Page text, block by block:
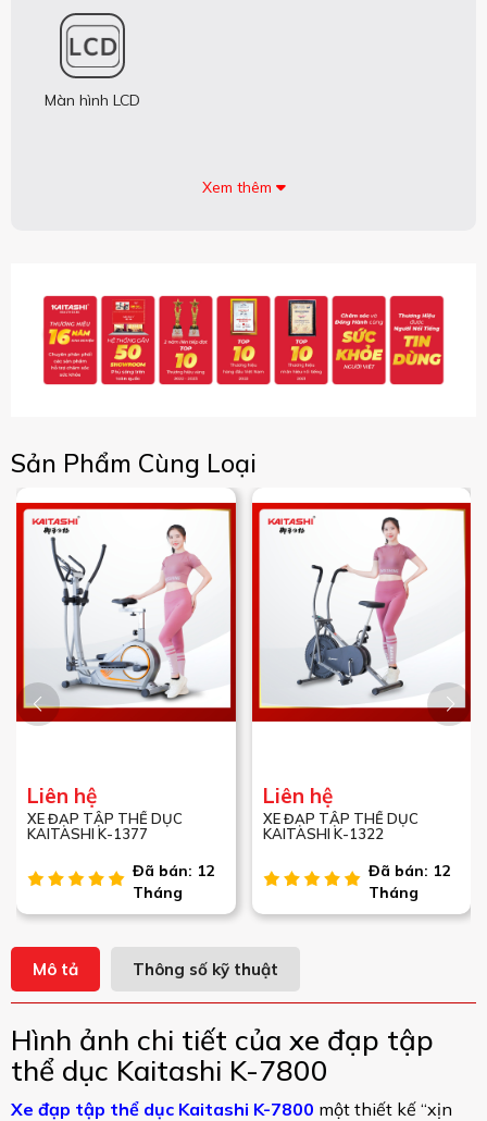
Màn hình LCD
Xem thêm
Sản Phẩm Cùng Loại
Liên hệ
XE ĐẠP TẬP THỂ DỤC
KAITASHI K-1377
Đã bán: 12
Tháng
Liên hệ
XE ĐẠP TẬP THỂ DỤC
KAITASHI K-1322
Đã bán: 12
Tháng
Mô tả Thông số kỹ thuật
Hình ảnh chi tiết của xe đạp tập
thể dục Kaitashi K-7800
Xe đạp tập thể dục Kaitashi K-7800 một thiết kế “xịn